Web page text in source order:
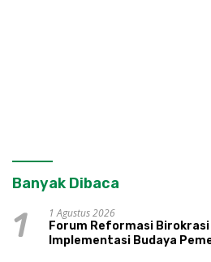
Banyak Dibaca
1
1 Agustus 2026
Forum Reformasi
Implementasi Budaya